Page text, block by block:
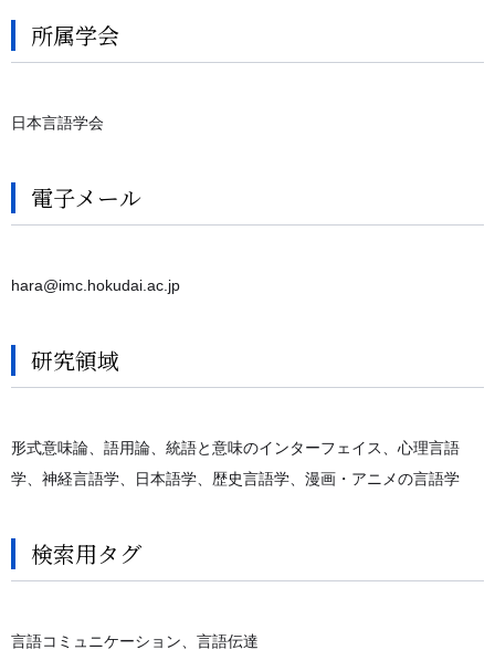
所属学会
日本言語学会
電子メール
hara@imc.hokudai.ac.jp
研究領域
形式意味論、語用論、統語と意味のインターフェイス、心理言語
学、神経言語学、日本語学、歴史言語学、漫画・アニメの言語学
検索用タグ
言語コミュニケーション、言語伝達